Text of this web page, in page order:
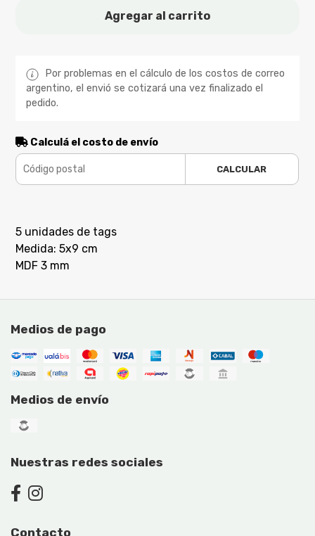
Agregar al carrito
Por problemas en el cálculo de los costos de correo
argentino, el envió se cotizará una vez finalizado el
pedido.
Calculá el costo de envío
CALCULAR
5 unidades de tags
Medida: 5x9 cm
MDF 3 mm
Medios de pago
Medios de envío
Nuestras redes sociales
Contacto